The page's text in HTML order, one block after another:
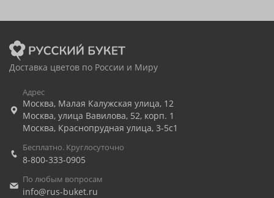
Доставка цветов по России и Миру
Адрес
Москва, Малая Калужская улица, 12
Москва, улица Вавилова, 52, корп. 1
Москва, Краснопрудная улица, 3-5с1
Бесплатно. Круглосуточно
8-800-333-0905
По любым вопросам
info@rus-buket.ru